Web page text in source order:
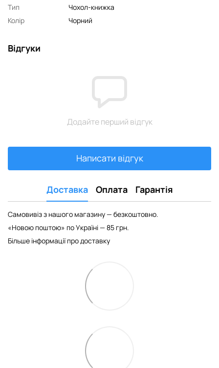
Тип
Чохол-книжка
Колір
Чорний
Відгуки
Додайте перший відгук
Написати відгук
Доставка Оплата Гарантія
Самовивіз з нашого магазину — безкоштовно.
«Новою поштою» по Україні — 85 грн.
Більше інформації про доставку